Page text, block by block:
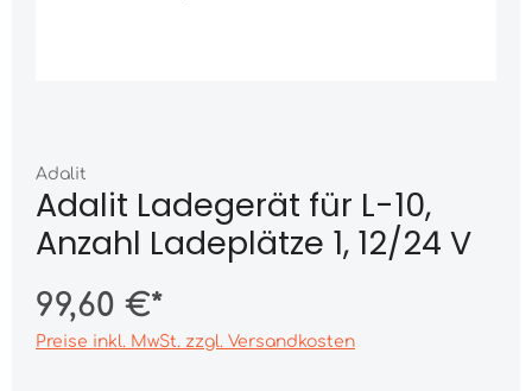
Adalit
Adalit Ladegerät für L-10,
Anzahl Ladeplätze 1, 12/24 V
99,60 €*
Preise inkl. MwSt. zzgl. Versandkosten